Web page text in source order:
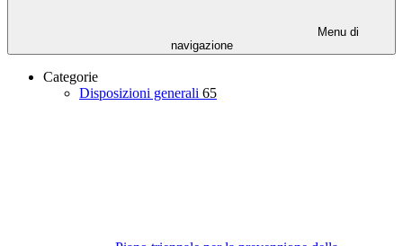
Menu di
navigazione
Categorie
Disposizioni generali 65